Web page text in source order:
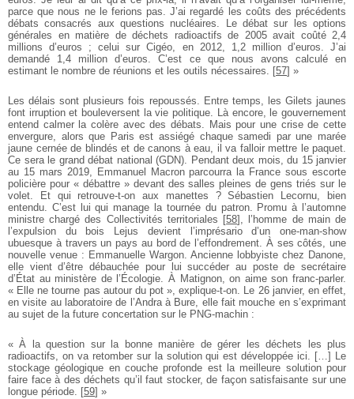
parce que nous ne le ferions pas. J’ai regardé les coûts des précédents
débats consacrés aux questions nucléaires. Le débat sur les options
générales en matière de déchets radioactifs de 2005 avait coûté 2,4
millions d’euros ; celui sur Cigéo, en 2012, 1,2 million d’euros. J’ai
demandé 1,4 million d’euros. C’est ce que nous avons calculé en
estimant le nombre de réunions et les outils nécessaires.
[57] »
Les délais sont plusieurs fois repoussés. Entre temps, les Gilets jaunes
font irruption et bouleversent la vie politique. Là encore, le gouvernement
entend calmer la colère avec des débats. Mais pour une crise de cette
envergure, alors que Paris est assiégé chaque samedi par une marée
jaune cernée de blindés et de canons à eau, il va falloir mettre le paquet.
Ce sera le grand débat national (GDN). Pendant deux mois, du 15 janvier
au 15 mars 2019, Emmanuel Macron parcourra la France sous escorte
policière pour « débattre » devant des salles pleines de gens triés sur le
volet. Et qui ­retrouve-t-on aux manettes ? Sébastien Lecornu, bien
entendu. C’est lui qui manage la tournée du patron. Promu à l’automne
ministre chargé des Collectivités territoriales [58] , l’homme de main de
l’expulsion du bois Lejus devient l’imprésario d’un ­one-man-show
ubuesque à travers un pays au bord de l’effondrement. À ses côtés, une
nouvelle venue : Emmanuelle Wargon. Ancienne lobbyiste chez Danone,
elle vient d’être débauchée pour lui succéder au poste de secrétaire
d’État au ministère de l’Écologie. À Matignon, on aime son franc-parler.
« Elle ne tourne pas autour du pot », ­explique-t-on. Le 26 janvier, en effet,
en visite au laboratoire de l’Andra à Bure, elle fait mouche en s’exprimant
au sujet de la future concertation sur le PNG-machin :
« À la question sur la bonne manière de gérer les déchets les plus
radioactifs, on va retomber sur la solution qui est développée ici. […] Le
stockage géologique en couche profonde est la meilleure solution pour
faire face à des déchets qu’il faut stocker, de façon satisfaisante sur une
longue période. [59] »